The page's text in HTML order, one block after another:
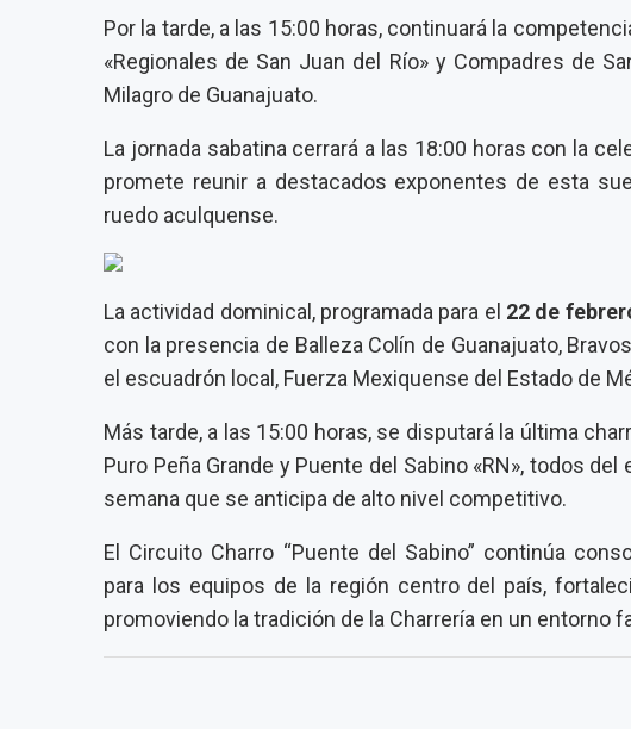
Por la tarde, a las 15:00 horas, continuará la
«Regionales de San Juan del Río» y Compadres de
Milagro de Guanajuato.
La jornada sabatina cerrará a las 18:00 horas con la
promete reunir a destacados exponentes de esta
ruedo aculquense.
La actividad dominical, programada para el 22 de
con la presencia de Balleza Colín de Guanajuato,
el escuadrón local, Fuerza Mexiquense del Estado de
Más tarde, a las 15:00 horas, se disputará la última
Puro Peña Grande y Puente del Sabino «RN», todos
semana que se anticipa de alto nivel competitivo.
El Circuito Charro “Puente del Sabino” continúa
para los equipos de la región centro del país,
promoviendo la tradición de la Charrería en un entorno